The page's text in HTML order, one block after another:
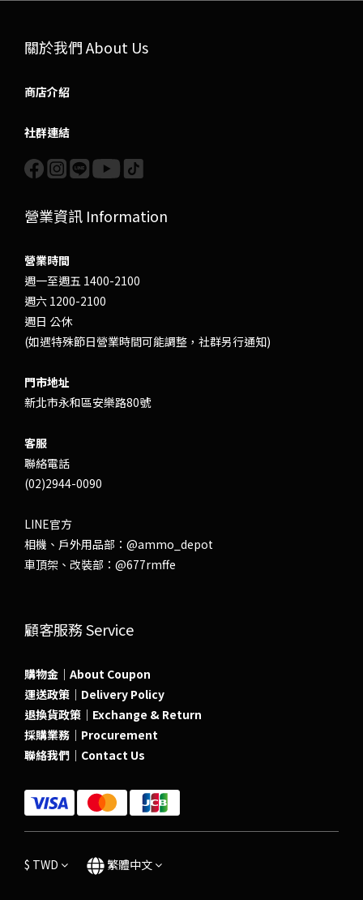
關於我們 About Us
商店介紹
社群連結
營業資訊 Information
營業時間
週一至週五 1400-2100
週六 1200-2100
週日 公休
(如遇特殊節日營業時間可能調整，社群另行通知)
門市地址
新北市永和區安樂路80號
客服
聯絡電話
(02)2944-0090
LINE官方
相機、戶外用品部： @ammo_depot
車頂架、改裝部： @677rmffe
顧客服務 Service
購物金｜About Coupon
運送政策｜Delivery Policy
退換貨政策｜Exchange & Return
採購業務｜Procurement
聯絡我們｜Contact Us
$ TWD 繁體中文